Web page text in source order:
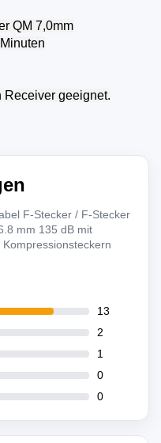
QM 7,0mm
Receiver geeignet.
F-Stecker / F-Stecker
mm 135 dB mit
13
2
1
0
0